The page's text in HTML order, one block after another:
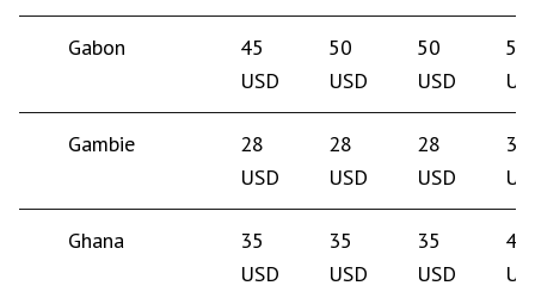
Gabon
45
USD
50
USD
50
USD
50
Gambie
28
USD
28
USD
28
USD
35
Ghana
35
USD
35
USD
35
USD
40